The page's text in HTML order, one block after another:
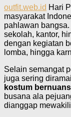
outfit.web.id Hari
masyarakat
pahlawan
sekolah, kantor,
dengan kegiatan
lomba, hingga
Selain semangat
juga sering
kostum
busana ala
dianggap